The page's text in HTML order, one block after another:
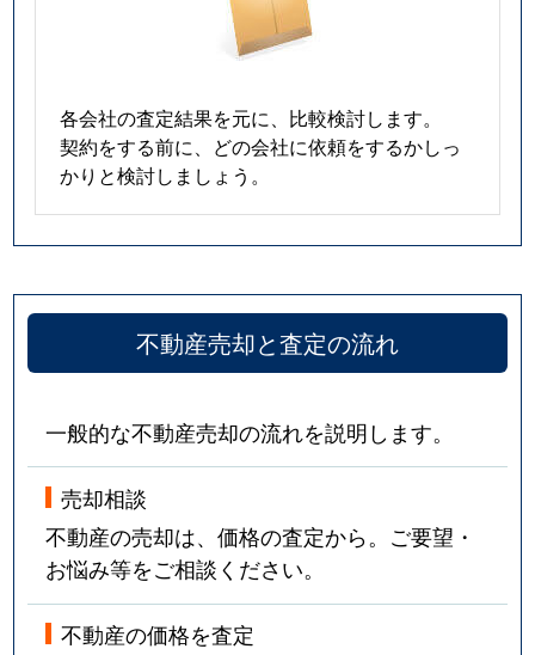
各会社の査定結果を元に、比較検討します。
契約をする前に、どの会社に依頼をするかしっ
かりと検討しましょう。
不動産売却と査定の流れ
一般的な不動産売却の流れを説明します。
売却相談
不動産の売却は、価格の査定から。ご要望・
お悩み等をご相談ください。
不動産の価格を査定